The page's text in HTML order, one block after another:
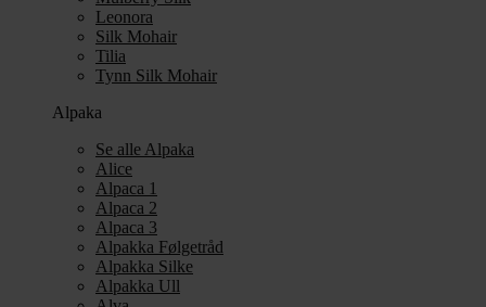
Leonora
Silk Mohair
Tilia
Tynn Silk Mohair
Alpaka
Se alle Alpaka
Alice
Alpaca 1
Alpaca 2
Alpaca 3
Alpakka Følgetråd
Alpakka Silke
Alpakka Ull